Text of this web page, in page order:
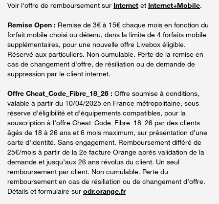
Voir l'offre de remboursement sur Internet et Internet+Mobile.
Remise Open : Remise de 3€ à 15€ chaque mois en fonction du
forfait mobile choisi ou détenu, dans la limite de 4 forfaits mobile
supplémentaires, pour une nouvelle offre Livebox éligible.
Réservé aux particuliers. Non cumulable. Perte de la remise en
cas de changement d'offre, de résiliation ou de demande de
suppression par le client internet.
Offre Cheat_Code_Fibre_18_26 : Offre soumise à conditions,
valable à partir du 10/04/2025 en France métropolitaine, sous
réserve d’éligibilité et d’équipements compatibles, pour la
souscription à l’offre Cheat_Code_Fibre_18_26 par des clients
âgés de 18 à 26 ans et 6 mois maximum, sur présentation d’une
carte d’identité. Sans engagement. Remboursement différé de
25€/mois à partir de la 2e facture Orange après validation de la
demande et jusqu’aux 26 ans révolus du client. Un seul
remboursement par client. Non cumulable. Perte du
remboursement en cas de résiliation ou de changement d’offre.
Détails et formulaire sur odr.orange.fr